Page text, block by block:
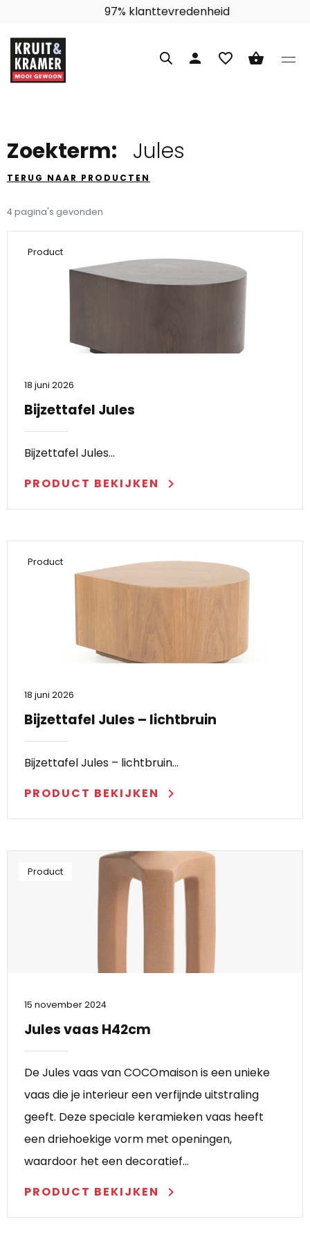
97% klanttevredenheid
person favorite_border shopping_basket
Zoekterm: Jules
TERUG NAAR PRODUCTEN
4 pagina's gevonden
Product
18 juni 2026
Bijzettafel Jules
Bijzettafel Jules…
PRODUCT BEKIJKEN
keyboard_arrow_right
Product
18 juni 2026
Bijzettafel Jules – lichtbruin
Bijzettafel Jules – lichtbruin…
PRODUCT BEKIJKEN
keyboard_arrow_right
Product
15 november 2024
Jules vaas H42cm
De Jules vaas van COCOmaison is een unieke
vaas die je interieur een verfijnde uitstraling
geeft. Deze speciale keramieken vaas heeft
een driehoekige vorm met openingen,
waardoor het een decoratief…
PRODUCT BEKIJKEN
keyboard_arrow_right